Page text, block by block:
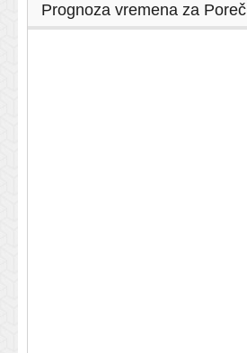
Prognoza vremena za Poreč